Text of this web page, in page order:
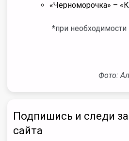
«Черноморочка» –
*при необходимости
Фото:
Подпишись и следи
сайта